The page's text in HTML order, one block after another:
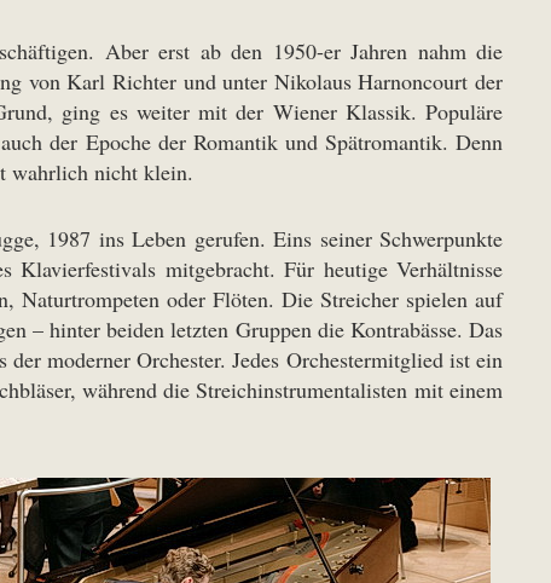
Aber erst ab den 1950-er Jahren nahm die
von Karl Richter und unter Nikolaus Harnoncourt der
ging es weiter mit der Wiener Klassik. Populäre
der Epoche der Romantik und Spätromantik. Denn
wahrlich nicht klein.
1987 ins Leben gerufen. Eins seiner Schwerpunkte
mitgebracht. Für heutige Verhältnisse
Naturtrompeten oder Flöten. Die Streicher spielen auf
– hinter beiden letzten Gruppen die Kontrabässe. Das
moderner Orchester. Jedes Orchestermitglied ist ein
während die Streichinstrumentalisten mit einem